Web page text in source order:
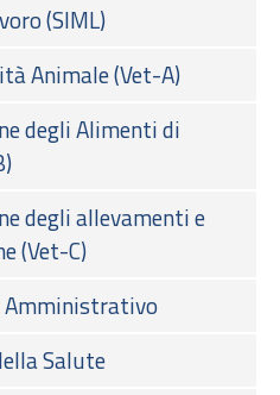
(SIML)
Animale (Vet-A)
degli Alimenti di
degli allevamenti e
(Vet-C)
Amministrativo
Salute